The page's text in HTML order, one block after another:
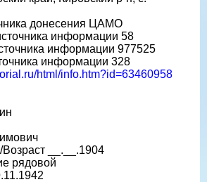
донесения ЦАМО
информации 58
информации 977525
информации 328
html/info.htm?id=63460958
__.__.1904
рядовой